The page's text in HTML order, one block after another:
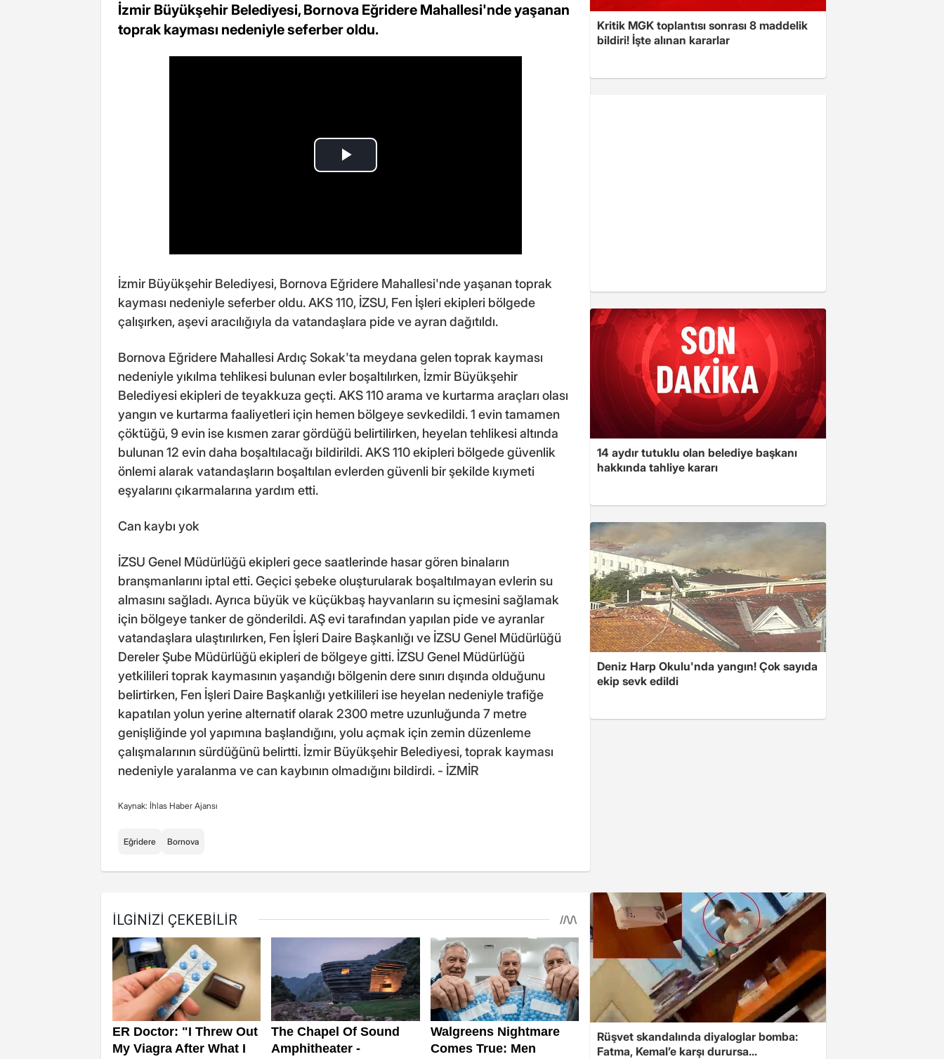
İzmir Büyükşehir Belediyesi, Bornova Eğridere Mahallesi'nde yaşanan
toprak kayması nedeniyle seferber oldu.
İzmir Büyükşehir Belediyesi, Bornova Eğridere Mahallesi'nde yaşanan toprak
kayması nedeniyle seferber oldu. AKS 110, İZSU, Fen İşleri ekipleri bölgede
çalışırken, aşevi aracılığıyla da vatandaşlara pide ve ayran dağıtıldı.
Bornova Eğridere Mahallesi Ardıç Sokak'ta meydana gelen toprak kayması
nedeniyle yıkılma tehlikesi bulunan evler boşaltılırken, İzmir Büyükşehir
Belediyesi ekipleri de teyakkuza geçti. AKS 110 arama ve kurtarma araçları olası
yangın ve kurtarma faaliyetleri için hemen bölgeye sevkedildi. 1 evin tamamen
çöktüğü, 9 evin ise kısmen zarar gördüğü belirtilirken, heyelan tehlikesi altında
bulunan 12 evin daha boşaltılacağı bildirildi. AKS 110 ekipleri bölgede güvenlik
önlemi alarak vatandaşların boşaltılan evlerden güvenli bir şekilde kıymeti
eşyalarını çıkarmalarına yardım etti.
Can kaybı yok
İZSU Genel Müdürlüğü ekipleri gece saatlerinde hasar gören binaların
branşmanlarını iptal etti. Geçici şebeke oluşturularak boşaltılmayan evlerin su
almasını sağladı. Ayrıca büyük ve küçükbaş hayvanların su içmesini sağlamak
için bölgeye tanker de gönderildi. AŞ evi tarafından yapılan pide ve ayranlar
vatandaşlara ulaştırılırken, Fen İşleri Daire Başkanlığı ve İZSU Genel Müdürlüğü
Dereler Şube Müdürlüğü ekipleri de bölgeye gitti. İZSU Genel Müdürlüğü
yetkilileri toprak kaymasının yaşandığı bölgenin dere sınırı dışında olduğunu
belirtirken, Fen İşleri Daire Başkanlığı yetkilileri ise heyelan nedeniyle trafiğe
kapatılan yolun yerine alternatif olarak 2300 metre uzunluğunda 7 metre
genişliğinde yol yapımına başlandığını, yolu açmak için zemin düzenleme
çalışmalarının sürdüğünü belirtti. İzmir Büyükşehir Belediyesi, toprak kayması
nedeniyle yaralanma ve can kaybının olmadığını bildirdi. - İZMİR
Kaynak: İhlas Haber Ajansı
Eğridere Bornova
Kritik MGK toplantısı sonrası 8 maddelik
bildiri! İşte alınan kararlar
14 aydır tutuklu olan belediye başkanı
hakkında tahliye kararı
Deniz Harp Okulu'nda yangın! Çok sayıda
ekip sevk edildi
Rüşvet skandalında diyaloglar bomba:
Fatma, Kemal’e karşı durursa...